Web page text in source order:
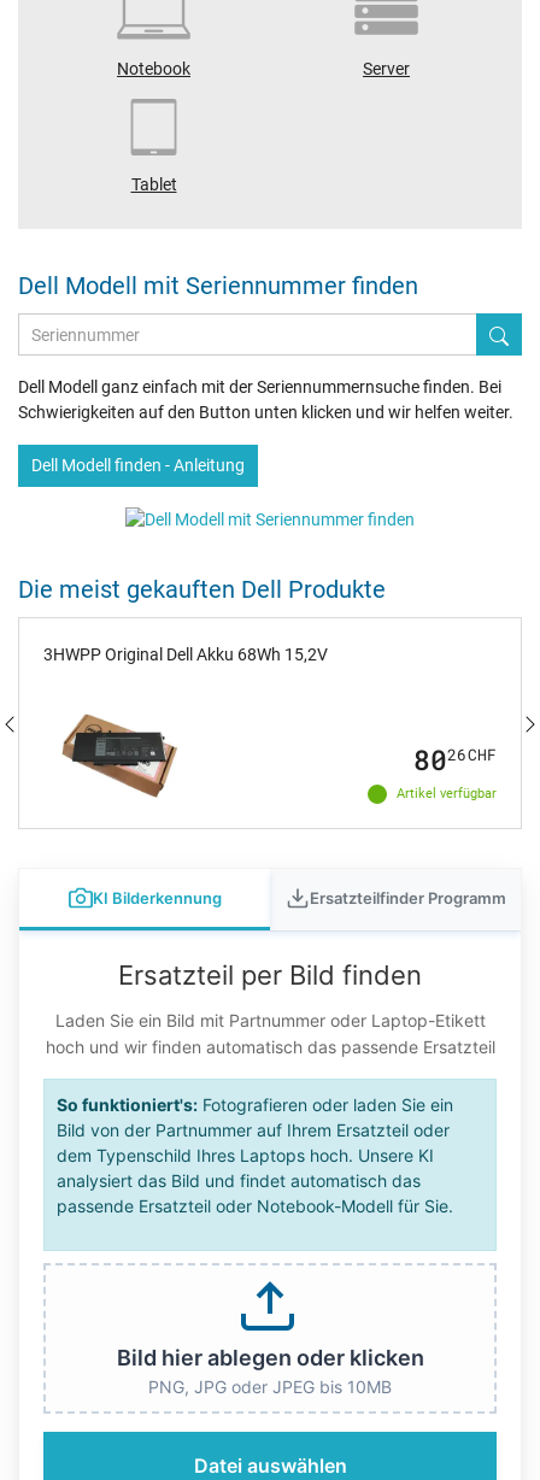
Notebook Server
Tablet
Dell Modell mit Seriennummer finden
Dell Modell ganz einfach mit der Seriennummernsuche finden. Bei
Schwierigkeiten auf den Button unten klicken und wir helfen weiter.
Dell Modell finden - Anleitung
Die meist gekauften Dell Produkte
3HWPP Original Dell Akku 68Wh 15,2V
Artikel verfügbar
8026CHF
KI Bilderkennung Ersatzteilfinder Programm
Ersatzteil per Bild finden
Laden Sie ein Bild mit Partnummer oder Laptop-Etikett
hoch und wir finden automatisch das passende Ersatzteil
So funktioniert's: Fotografieren oder laden Sie ein
Bild von der Partnummer auf Ihrem Ersatzteil oder
dem Typenschild Ihres Laptops hoch. Unsere KI
analysiert das Bild und findet automatisch das
passende Ersatzteil oder Notebook-Modell für Sie.
Bild hier ablegen oder klicken
PNG, JPG oder JPEG bis 10MB
Datei auswählen